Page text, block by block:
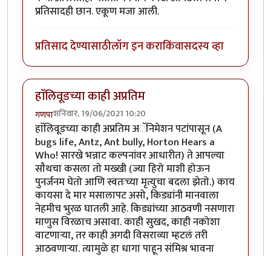
प्रतिसादही छान. एकूण मजा आली.
प्रतिसाद देण्यासाठीलॉग इन कराकिंवासदस्य व्हा
हाॅलिवूडच्या काही अप्रतिम
गणपाशनिवार, 19/06/2021 10:20
हाॅलिवूडच्या काही अप्रतिम अॅनिमेशन पटांपासून (A
bugs life, Antz, Ant bully, Horton Hears a
Who! सारखे भन्नाट कल्पनांवर आधारीत) ते आपल्या
साैथचा कसला तो मख्खी (ज्या हिरो माशी होऊन
पुनर्जनम घेतो आणि स्वतःच्या मृत्युचा बदला झेतो.) काय
कायसा दे मार मसालापट असो, किड्यांनी मानवाला
नेहमीच भुरळ घातली आहे. किड्यांच्या आठवणी नसणारा
माणुस विरळाच असावा. काही सुखद, काही नकोशा
वाटणाऱ्या, तर काही अगदी विसराव्या म्हटलं तरी
आठवणाऱ्या. त्यामुळे हा धागा पाहून संमिश्र भावना